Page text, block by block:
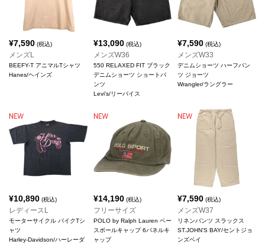
¥7,590 (税込)
メンズL
BEEFY-T アニマルTシャツ
Hanes/ヘインズ
¥13,090(税込)
メンズW36
550 RELAXED FIT ブラック
デニムショーツ ショートパ
ンツ
Levi's/リーバイス
¥7,590 (税込)
メンズW33
デニムショーツ ハーフパン
ツ ジョーツ
Wrangler/ラングラー
¥10,890 (税込)
レディースL
モーターサイクル バイクTシ
ャツ
Harley-Davidson/ハーレーダ
¥14,190(税込)
フリーサイズ
POLO by Ralph Lauren ベー
スボールキャップ 6パネルキ
ャップ
¥7,590 (税込)
メンズW37
リネンパンツ スラックス
ST.JOHN'S BAY/セントジョ
ンズベイ